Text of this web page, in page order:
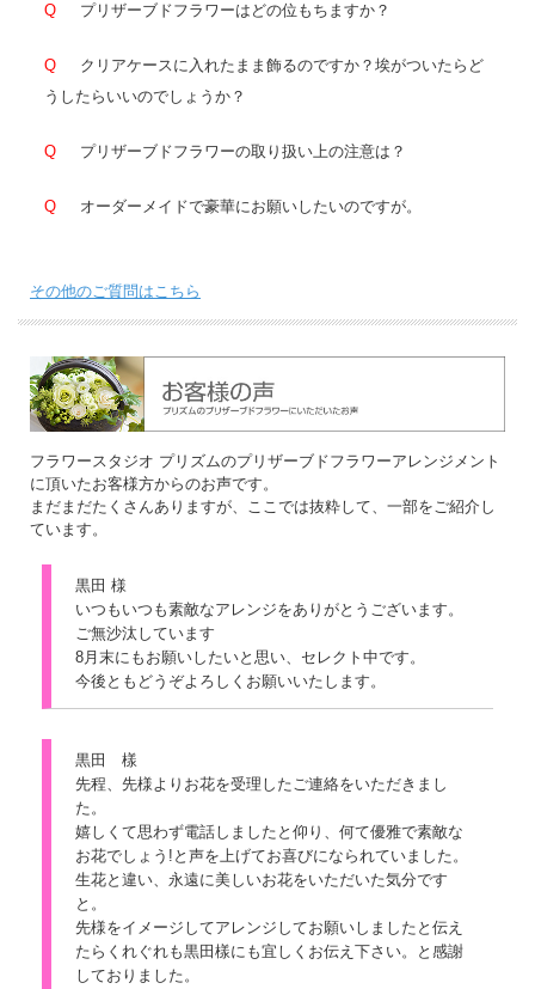
Q プリザーブドフラワーはどの位もちますか？
Q
クリアケースに入れたまま飾るのですか？埃がついたらど
うしたらいいのでしょうか？
Q プリザーブドフラワーの取り扱い上の注意は？
Q オーダーメイドで豪華にお願いしたいのですが。
その他のご質問はこちら
フラワースタジオ プリズムのプリザーブドフラワーアレンジメント
に頂いたお客様方からのお声です。
まだまだたくさんありますが、ここでは抜粋して、一部をご紹介し
ています。
黒田 様
いつもいつも素敵なアレンジをありがとうございます。
ご無沙汰しています
8月末にもお願いしたいと思い、セレクト中です。
今後ともどうぞよろしくお願いいたします。
黒田 樣
先程、先様よりお花を受理したご連絡をいただきまし
た。
嬉しくて思わず電話しましたと仰り、何て優雅で素敵な
お花でしょう!と声を上げてお喜びになられていました。
生花と違い、永遠に美しいお花をいただいた気分です
と。
先様をイメージしてアレンジしてお願いしましたと伝え
たらくれぐれも黒田樣にも宜しくお伝え下さい。と感謝
しておりました。